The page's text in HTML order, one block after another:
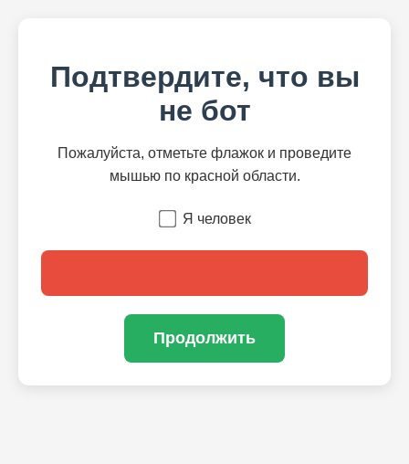
Подтвердите, что вы
не бот
Пожалуйста, отметьте флажок и проведите
мышью по красной области.
Я человек
Продолжить